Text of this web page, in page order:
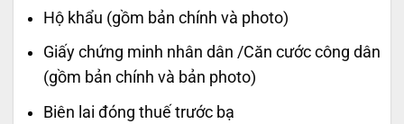
Hộ khẩu (gồm bản chính và photo)
Giấy chứng minh nhân dân /Căn cước công dân
(gồm bản chính và bản photo)
Biên lai đóng thuế trước bạ